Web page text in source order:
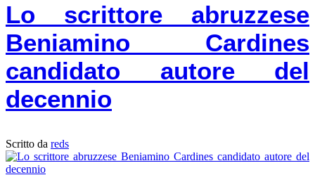
Lo scrittore abruzzese
Beniamino Cardines
candidato autore del
decennio
Scritto da reds